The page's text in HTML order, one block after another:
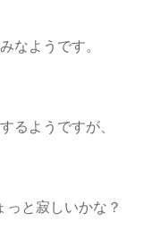
なようです。
るようですが、
と寂しいかな？